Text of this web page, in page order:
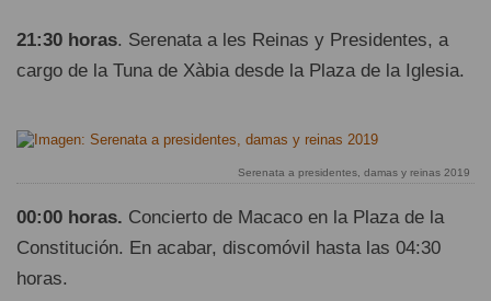
21:30 horas. Serenata a les Reinas y Presidentes, a
cargo de la Tuna de Xàbia desde la Plaza de la Iglesia.
Serenata a presidentes, damas y reinas 2019
00:00 horas. Concierto de Macaco en la Plaza de la
Constitución. En acabar, discomóvil hasta las 04:30
horas.